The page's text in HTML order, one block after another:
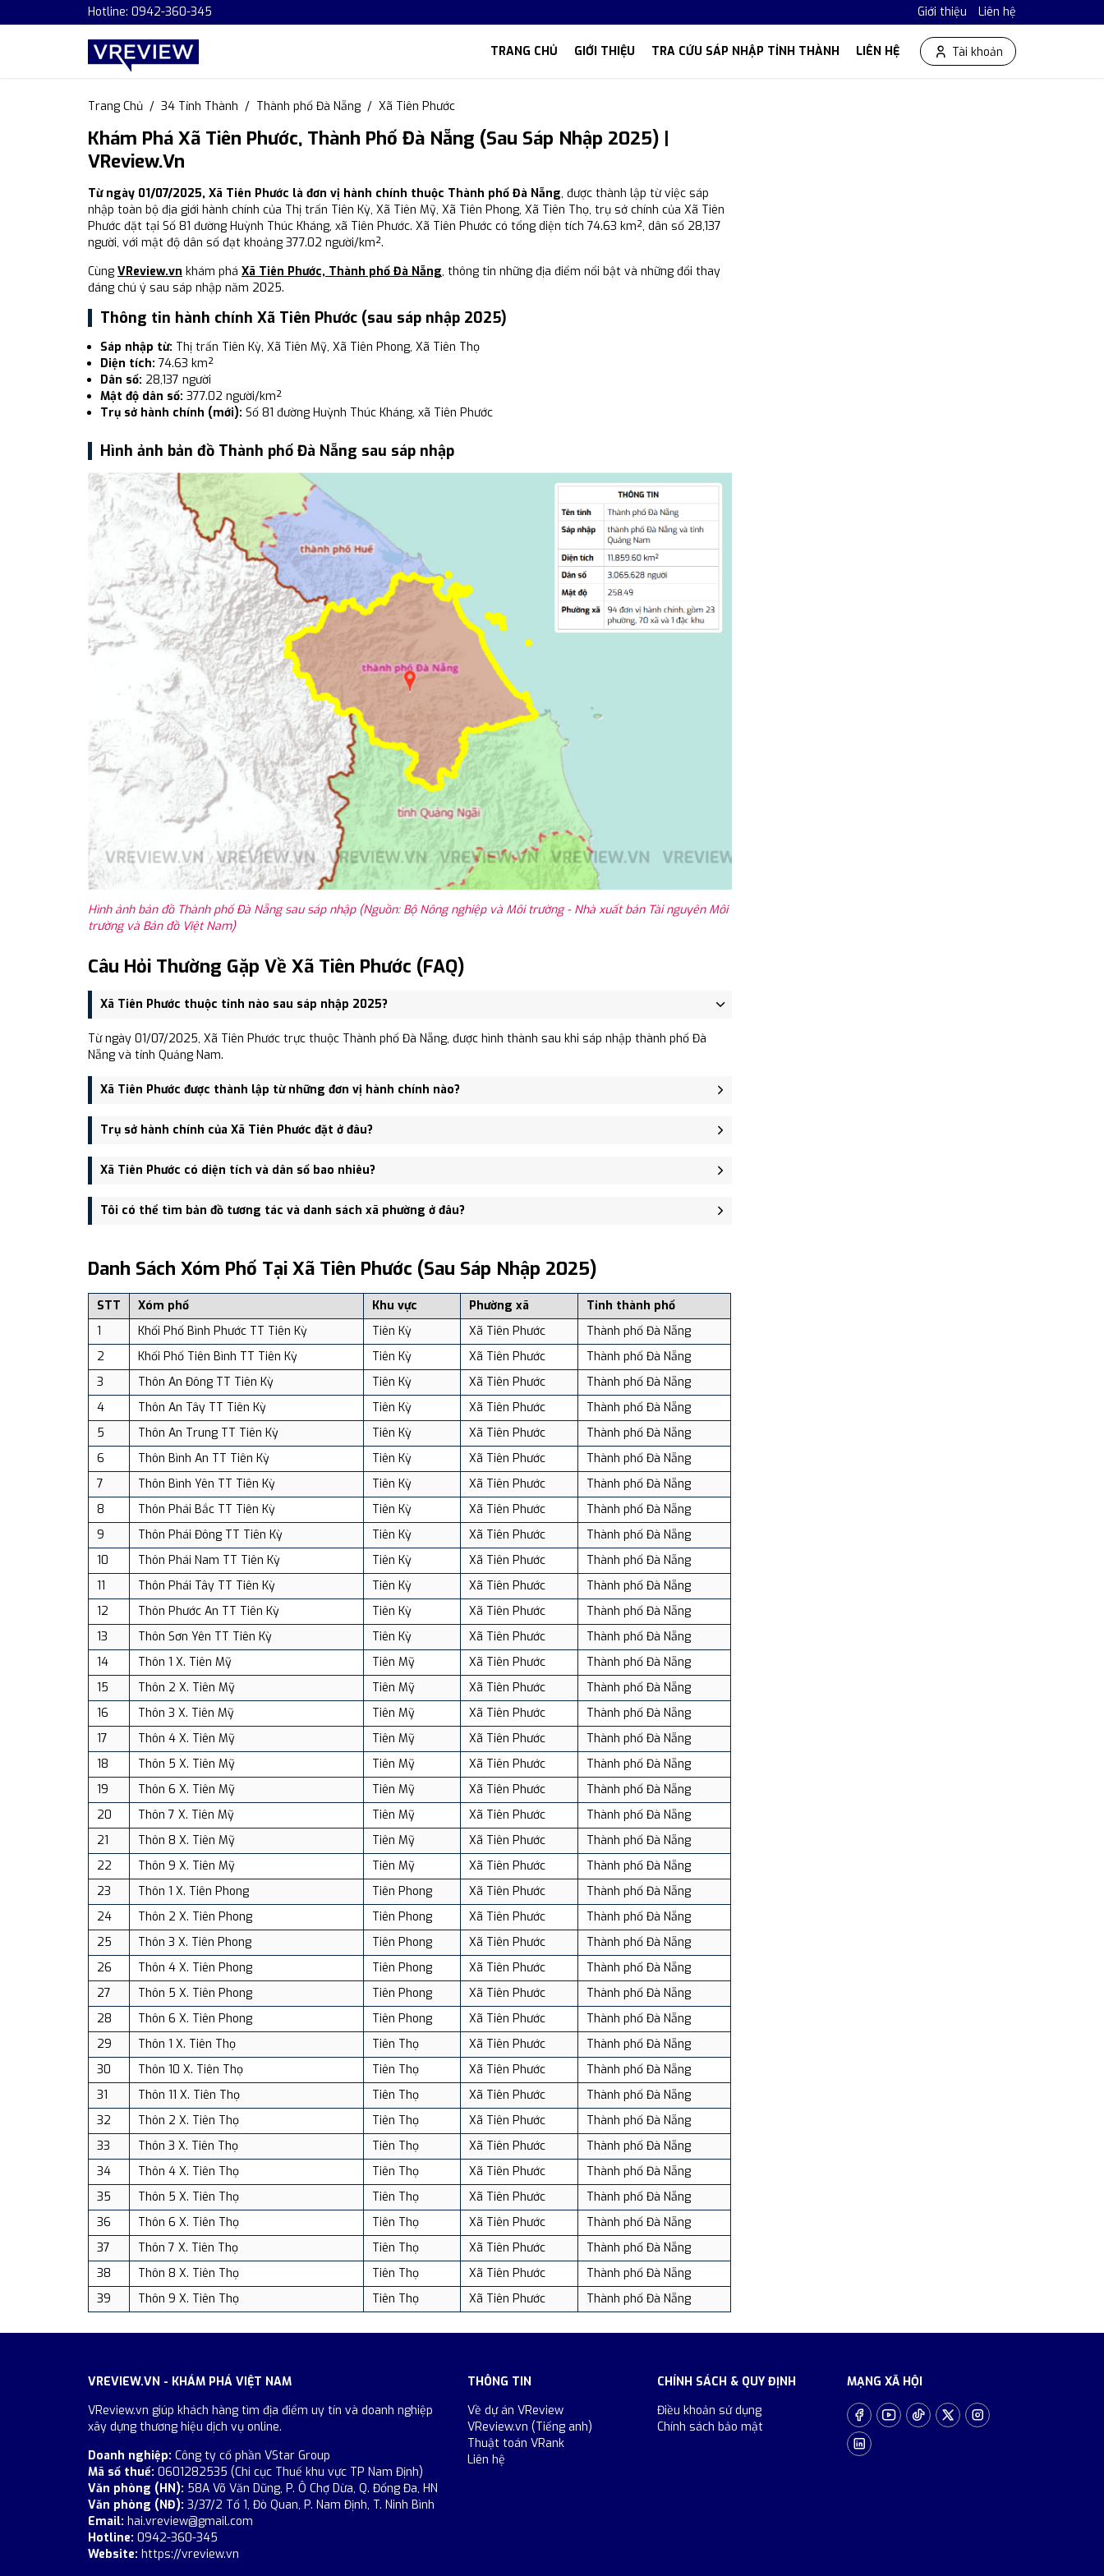
Hotline: 0942-360-345 Giới thiệu Liên hệ
TRANG CHỦ GIỚI THIỆU TRA CỨU SÁP NHẬP TỈNH THÀNH LIÊN HỆ Tài khoản
Trang Chủ 34 Tỉnh Thành Thành phố Đà Nẵng Xã Tiên Phước
Khám Phá Xã Tiên Phước, Thành Phố Đà Nẵng (Sau Sáp Nhập 2025) |
VReview.vn
Từ ngày 01/07/2025, Xã Tiên Phước là đơn vị hành chính thuộc Thành phố Đà Nẵng, được thành lập từ việc sáp
nhập toàn bộ địa giới hành chính của Thị trấn Tiên Kỳ, Xã Tiên Mỹ, Xã Tiên Phong, Xã Tiên Thọ, trụ sở chính của Xã Tiên
Phước đặt tại Số 81 đường Huỳnh Thúc Kháng, xã Tiên Phước. Xã Tiên Phước có tổng diện tích 74.63 km², dân số 28,137
người, với mật độ dân số đạt khoảng 377.02 người/km².
Cùng VReview.vn khám phá Xã Tiên Phước, Thành phố Đà Nẵng, thông tin những địa điểm nổi bật và những đổi thay
đáng chú ý sau sáp nhập năm 2025.
Thông tin hành chính Xã Tiên Phước (sau sáp nhập 2025)
Sáp nhập từ: Thị trấn Tiên Kỳ, Xã Tiên Mỹ, Xã Tiên Phong, Xã Tiên Thọ
Diện tích: 74.63 km²
Dân số: 28,137 người
Mật độ dân số: 377.02 người/km²
Trụ sở hành chính (mới): Số 81 đường Huỳnh Thúc Kháng, xã Tiên Phước
Hình ảnh bản đồ Thành phố Đà Nẵng sau sáp nhập
Hình ảnh bản đồ Thành phố Đà Nẵng sau sáp nhập (Nguồn: Bộ Nông nghiệp và Môi trường - Nhà xuất bản Tài nguyên Môi
trường và Bản đồ Việt Nam)
Câu Hỏi Thường Gặp Về Xã Tiên Phước (FAQ)
Xã Tiên Phước thuộc tỉnh nào sau sáp nhập 2025?
Từ ngày 01/07/2025, Xã Tiên Phước trực thuộc Thành phố Đà Nẵng, được hình thành sau khi sáp nhập thành phố Đà
Nẵng và tỉnh Quảng Nam.
Xã Tiên Phước được thành lập từ những đơn vị hành chính nào?
Xã Tiên Phước được thành lập trên cơ sở sáp nhập Thị trấn Tiên Kỳ, Xã Tiên Mỹ, Xã Tiên Phong, Xã Tiên Thọ.
Trụ sở hành chính của Xã Tiên Phước đặt ở đâu?
Trụ sở hành chính mới của Xã Tiên Phước đặt tại Số 81 đường Huỳnh Thúc Kháng, xã Tiên Phước - trung tâm khu vực
thuận tiện giao thông.
Xã Tiên Phước có diện tích và dân số bao nhiêu?
Xã Tiên Phước có Diện tích: 74.63 km², Dân số: 28,137 người, Mật độ dân số: Khoảng 377.02 người/km²
Tôi có thể tìm bản đồ tương tác và danh sách xã phường ở đâu?
dịch vụ và du lịch uy tín tại Việt Nam.
Danh Sách Xóm Phố Tại Xã Tiên Phước (sau Sáp Nhập 2025)
STT Xóm phố Khu vực Phường xã
Tỉnh thành phố
1
Khối Phố Bình Phước TT Tiên Kỳ Tiên Kỳ Xã Tiên Phước
Thành phố Đà Nẵng
2
Khối Phố Tiên Bình TT Tiên Kỳ Tiên Kỳ Xã Tiên Phước
Thành phố Đà Nẵng
3
Thôn An Đông TT Tiên Kỳ Tiên Kỳ Xã Tiên Phước
Thành phố Đà Nẵng
4
Thôn An Tây TT Tiên Kỳ Tiên Kỳ Xã Tiên Phước
Thành phố Đà Nẵng
5
Thôn An Trung TT Tiên Kỳ Tiên Kỳ Xã Tiên Phước
Thành phố Đà Nẵng
6
Thôn Bình An TT Tiên Kỳ Tiên Kỳ Xã Tiên Phước
Thành phố Đà Nẵng
7
Thôn Bình Yên TT Tiên Kỳ Tiên Kỳ Xã Tiên Phước
Thành phố Đà Nẵng
8
Thôn Phái Bắc TT Tiên Kỳ Tiên Kỳ Xã Tiên Phước
Thành phố Đà Nẵng
9
Thôn Phái Đông TT Tiên Kỳ Tiên Kỳ Xã Tiên Phước
Thành phố Đà Nẵng
10
Thôn Phái Nam TT Tiên Kỳ Tiên Kỳ Xã Tiên Phước
Thành phố Đà Nẵng
11
Thôn Phái Tây TT Tiên Kỳ Tiên Kỳ Xã Tiên Phước
Thành phố Đà Nẵng
12
Thôn Phước An TT Tiên Kỳ Tiên Kỳ Xã Tiên Phước
Thành phố Đà Nẵng
13
Thôn Sơn Yên TT Tiên Kỳ Tiên Kỳ Xã Tiên Phước
Thành phố Đà Nẵng
14
Thôn 1 X. Tiên Mỹ Tiên Mỹ Xã Tiên Phước
Thành phố Đà Nẵng
15
Thôn 2 X. Tiên Mỹ Tiên Mỹ Xã Tiên Phước
Thành phố Đà Nẵng
16
Thôn 3 X. Tiên Mỹ Tiên Mỹ Xã Tiên Phước
Thành phố Đà Nẵng
17
Thôn 4 X. Tiên Mỹ Tiên Mỹ Xã Tiên Phước
Thành phố Đà Nẵng
18
Thôn 5 X. Tiên Mỹ Tiên Mỹ Xã Tiên Phước
Thành phố Đà Nẵng
19
Thôn 6 X. Tiên Mỹ Tiên Mỹ Xã Tiên Phước
Thành phố Đà Nẵng
20
Thôn 7 X. Tiên Mỹ Tiên Mỹ Xã Tiên Phước
Thành phố Đà Nẵng
21
Thôn 8 X. Tiên Mỹ Tiên Mỹ Xã Tiên Phước
Thành phố Đà Nẵng
22
Thôn 9 X. Tiên Mỹ Tiên Mỹ Xã Tiên Phước
Thành phố Đà Nẵng
23
Thôn 1 X. Tiên Phong Tiên Phong Xã Tiên Phước
Thành phố Đà Nẵng
24
Thôn 2 X. Tiên Phong Tiên Phong Xã Tiên Phước
Thành phố Đà Nẵng
25
Thôn 3 X. Tiên Phong Tiên Phong Xã Tiên Phước
Thành phố Đà Nẵng
26
Thôn 4 X. Tiên Phong Tiên Phong Xã Tiên Phước
Thành phố Đà Nẵng
27
Thôn 5 X. Tiên Phong Tiên Phong Xã Tiên Phước
Thành phố Đà Nẵng
28
Thôn 6 X. Tiên Phong Tiên Phong Xã Tiên Phước
Thành phố Đà Nẵng
29
Thôn 1 X. Tiên Thọ Tiên Thọ Xã Tiên Phước
Thành phố Đà Nẵng
30
Thôn 10 X. Tiên Thọ Tiên Thọ Xã Tiên Phước
Thành phố Đà Nẵng
31
Thôn 11 X. Tiên Thọ Tiên Thọ Xã Tiên Phước
Thành phố Đà Nẵng
32
Thôn 2 X. Tiên Thọ Tiên Thọ Xã Tiên Phước
Thành phố Đà Nẵng
33
Thôn 3 X. Tiên Thọ Tiên Thọ Xã Tiên Phước
Thành phố Đà Nẵng
34
Thôn 4 X. Tiên Thọ Tiên Thọ Xã Tiên Phước
Thành phố Đà Nẵng
35
Thôn 5 X. Tiên Thọ Tiên Thọ Xã Tiên Phước
Thành phố Đà Nẵng
36
Thôn 6 X. Tiên Thọ Tiên Thọ Xã Tiên Phước
Thành phố Đà Nẵng
37
Thôn 7 X. Tiên Thọ Tiên Thọ Xã Tiên Phước
Thành phố Đà Nẵng
38
Thôn 8 X. Tiên Thọ Tiên Thọ Xã Tiên Phước
Thành phố Đà Nẵng
39
Thôn 9 X. Tiên Thọ Tiên Thọ Xã Tiên Phước Thành phố Đà Nẵng
VREVIEW.VN - KHÁM PHÁ VIỆT NAM
VReview.vn giúp khách hàng tìm địa điểm uy tín và doanh nghiệp
xây dựng thương hiệu dịch vụ online.
Doanh nghiệp: Công ty cổ phần VStar Group
Mã số thuế: 0601282535 (Chi cục Thuế khu vực TP Nam Định)
Văn phòng (HN): 58A Võ Văn Dũng, P. Ô Chợ Dừa, Q. Đống Đa, HN
Văn phòng (NĐ): 3/37/2 Tổ 1, Đò Quan, P. Nam Định, T. Ninh Bình
Email: hai.vreview@gmail.com
Hotline: 0942-360-345
Website: https://vreview.vn
THÔNG TIN
Về dự án VReview
VReview.vn (Tiếng anh)
Thuật toán VRank
Liên hệ
CHÍNH SÁCH & QUY ĐỊNH
Điều khoản sử dụng
Chính sách bảo mật
MẠNG XÃ HỘI